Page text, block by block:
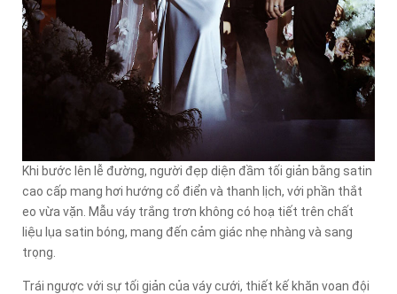
Khi bước lên lễ đường, người đẹp diện đầm tối giản bằng satin
cao cấp mang hơi hướng cổ điển và thanh lịch, với phần thắt
eo vừa vặn. Mẫu váy trắng trơn không có hoạ tiết trên chất
liệu lụa satin bóng, mang đến cảm giác nhẹ nhàng và sang
trọng.
Trái ngược với sự tối giản của váy cưới, thiết kế khăn voan đội